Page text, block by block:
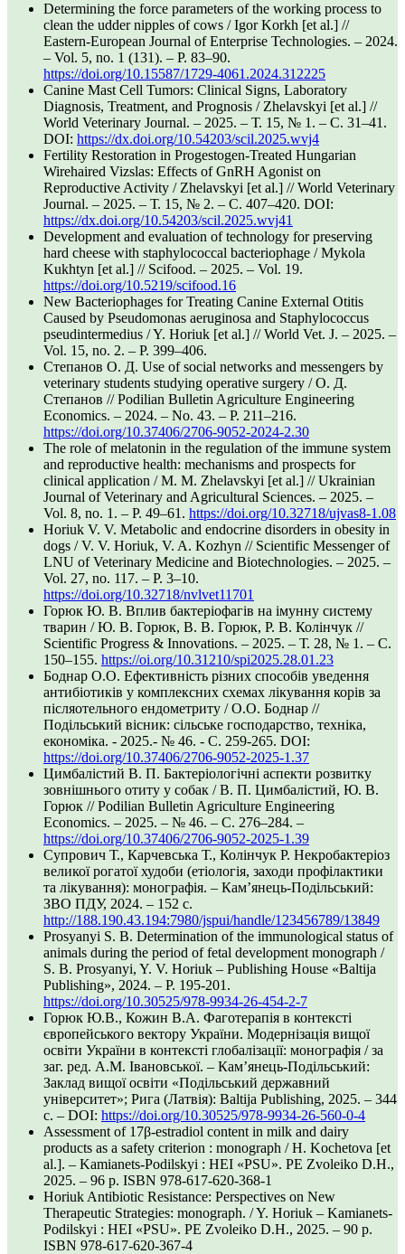
Determining the force parameters of the working process to
clean the udder nipples of cows / Igor Korkh [et al.] //
Eastern-European Journal of Enterprise Technologies. – 2024.
– Vol. 5, no. 1 (131). – P. 83–90.
https://doi.org/10.15587/1729-4061.2024.312225
Canine Mast Cell Tumors: Clinical Signs, Laboratory
Diagnosis, Treatment, and Prognosis / Zhelavskyi [et al.] //
World Veterinary Journal. – 2025. – Т. 15, № 1. – С. 31–41.
DOI: https://dx.doi.org/10.54203/scil.2025.wvj4
Fertility Restoration in Progestogen-Treated Hungarian
Wirehaired Vizslas: Effects of GnRH Agonist on
Reproductive Activity / Zhelavskyi [et al.] // World Veterinary
Journal. – 2025. – Т. 15, № 2. – С. 407–420. DOI:
https://dx.doi.org/10.54203/scil.2025.wvj41
Development and evaluation of technology for preserving
hard cheese with staphylococcal bacteriophage / Mykola
Kukhtyn [et al.] // Scifood. – 2025. – Vol. 19.
https://doi.org/10.5219/scifood.16
New Bacteriophages for Treating Canine External Otitis
Caused by Pseudomonas aeruginosa and Staphylococcus
pseudintermedius / Y. Horiuk [et al.] // World Vet. J. – 2025. –
Vol. 15, no. 2. – P. 399–406.
Степанов О. Д. Use of social networks and messengers by
veterinary students studying operative surgery / О. Д.
Степанов // Podilian Bulletin Agriculture Engineering
Economics. – 2024. – No. 43. – P. 211–216.
https://doi.org/10.37406/2706-9052-2024-2.30
The role of melatonin in the regulation of the immune system
and reproductive health: mechanisms and prospects for
clinical application / M. M. Zhelavskyi [et al.] // Ukrainian
Journal of Veterinary and Agricultural Sciences. – 2025. –
Vol. 8, no. 1. – P. 49–61. https://doi.org/10.32718/ujvas8-1.08
Horiuk V. V. Metabolic and endocrine disorders in obesity in
dogs / V. V. Horiuk, V. A. Kozhyn // Scientific Messenger of
LNU of Veterinary Medicine and Biotechnologies. – 2025. –
Vol. 27, no. 117. – P. 3–10.
https://doi.org/10.32718/nvlvet11701
Горюк Ю. В. Вплив бактеріофагів на імунну систему
тварин / Ю. В. Горюк, В. В. Горюк, Р. В. Колінчук //
Scientific Progress & Innovations. – 2025. – Т. 28, № 1. – С.
150–155. https://oi.org/10.31210/spi2025.28.01.23
Боднар О.О. Ефективність різних способів уведення
антибіотиків у комплексних схемах лікування корів за
післяотельного ендометриту / О.О. Боднар //
Подільський вісник: сільське господарство, техніка,
економіка. - 2025.- № 46. - С. 259-265. DOI:
https://doi.org/10.37406/2706-9052-2025-1.37
Цимбалістий В. П. Бактеріологічні аспекти розвитку
зовнішнього отиту у собак / В. П. Цимбалістий, Ю. В.
Горюк // Podilian Bulletin Agriculture Engineering
Economics. – 2025. – № 46. – С. 276–284. –
https://doi.org/10.37406/2706-9052-2025-1.39
Супрович Т., Карчевська Т., Колінчук Р. Некробактеріоз
великої рогатої худоби (етіологія, заходи профілактики
та лікування): монографія. – Кам’янець-Подільський:
ЗВО ПДУ, 2024. – 152 с.
http://188.190.43.194:7980/jspui/handle/123456789/13849
Prosyanyi S. B. Determination of the immunological status of
animals during the period of fetal development monograph /
S. B. Prosyanyi, Y. V. Horiuk – Publishing House «Baltija
Publishing», 2024. – P. 195-201.
https://doi.org/10.30525/978-9934-26-454-2-7
Горюк Ю.В., Кожин В.А. Фаготерапія в контексті
європейського вектору України. Модернізація вищої
освіти України в контексті глобалізації: монографія / за
заг. ред. А.М. Івановської. – Кам’янець-Подільський:
Заклад вищої освіти «Подільський державний
університет»; Рига (Латвія): Baltija Publishing, 2025. – 344
с. – DOI: https://doi.org/10.30525/978-9934-26-560-0-4
Assessment of 17β-estradiol content in milk and dairy
products as a safety criterion : monograph / H. Kochetova [et
al.]. – Kamianets-Podilskyi : HEI «PSU». PE Zvoleiko D.H.,
2025. – 96 p. ISBN 978-617-620-368-1
Horiuk Antibiotic Resistance: Perspectives on New
Therapeutic Strategies: monograph. / Y. Horiuk – Kamianets-
Podilskyi : HEI «PSU». PE Zvoleiko D.H., 2025. – 90 p.
ISBN 978-617-620-367-4